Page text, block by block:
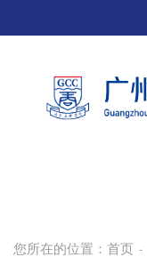
您所在的位置： 首页 -